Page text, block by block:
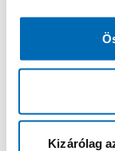
Kizárólag